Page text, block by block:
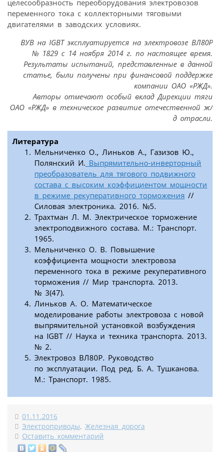
целесообразность переоборудования электровозов
переменного тока с коллекторными тяговыми
двигателями в заводских условиях.
ВУВ на IGBT эксплуатируется на электровозе ВЛ80Р
№ 1829 с 14 ноября 2014 г. по настоящее время.
Результаты испытаний, представленные в данной
статье, были получены при финансовой поддержке
компании ОАО «РЖД».
Авторы отмечают особый вклад Дирекции тяги
ОАО «РЖД» в техническое развитие отечественной ж/
д отрасли.
Литература
Мельниченко О., Линьков А., Газизов Ю.,
Полянский И. Выпрямительно-инверторный
преобразователь для тягового подвижного
состава с высоким коэффициентом мощности
в режиме рекуперативного торможения //
Силовая электроника. 2016. №5.
Трахтман Л. М. Электрическое торможение
электроподвижного состава. М.: Транспорт.
1965.
Мельниченко О. В. Повышение
коэффициента мощности электровоза
переменного тока в режиме рекуперативного
торможения // Мир транспорта. 2013.
№ 3(47).
Линьков А. О. Математическое
моделирование работы электровоза с новой
выпрямительной установкой возбуждения
на IGBT // Наука и техника транспорта. 2013.
№ 2.
Электровоз ВЛ80Р. Руководство
по эксплуатации. Под ред. Б. А. Тушканова.
М.: Транспорт. 1985.
01.11.2016
Электроприводы, Железная дорога
Оставить комментарий